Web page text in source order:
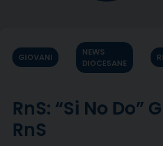
GIOVANI
NEWS
DIOCESANE
RnS: “Si No Do”
RnS